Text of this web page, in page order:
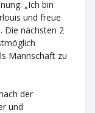
„Ich bin
und freue
Die nächsten 2
Mannschaft zu
der
und